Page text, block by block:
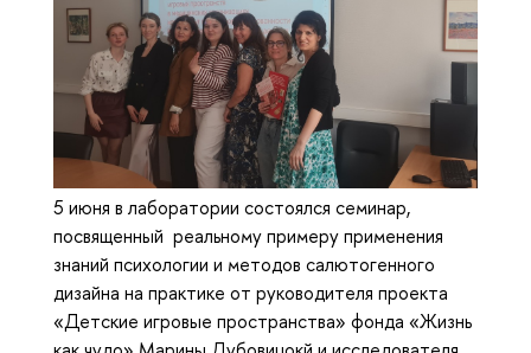
5 июня в лаборатории состоялся семинар,
посвященный реальному примеру применения
знаний психологии и методов салютогенного
дизайна на практике от руководителя проекта
«Детские игровые пространства» фонда «Жизнь